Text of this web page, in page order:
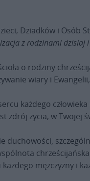
Dziadków i
z rodzinami dzisiaj
o rodziny
wiary i
każdego
zdrój życia, w Twojej
duchowości,
mężczyzny i